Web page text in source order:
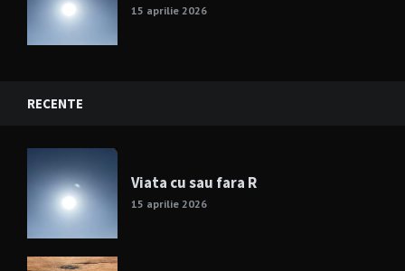
15 aprilie 2026
RECENTE
Viata cu sau fara R
15 aprilie 2026